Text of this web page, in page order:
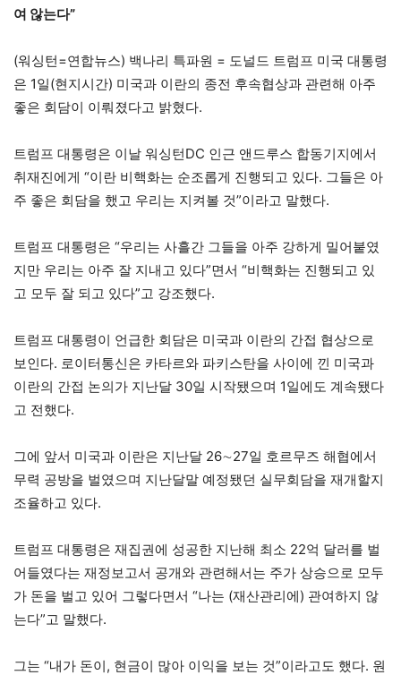
여 않는다”
(워싱턴=연합뉴스) 백나리 특파원 = 도널드 트럼프 미국 대통령
은 1일(현지시간) 미국과 이란의 종전 후속협상과 관련해 아주
좋은 회담이 이뤄졌다고 밝혔다.
트럼프 대통령은 이날 워싱턴DC 인근 앤드루스 합동기지에서
취재진에게 “이란 비핵화는 순조롭게 진행되고 있다. 그들은 아
주 좋은 회담을 했고 우리는 지켜볼 것”이라고 말했다.
트럼프 대통령은 “우리는 사흘간 그들을 아주 강하게 밀어붙였
지만 우리는 아주 잘 지내고 있다”면서 “비핵화는 진행되고 있
고 모두 잘 되고 있다”고 강조했다.
트럼프 대통령이 언급한 회담은 미국과 이란의 간접 협상으로
보인다. 로이터통신은 카타르와 파키스탄을 사이에 낀 미국과
이란의 간접 논의가 지난달 30일 시작됐으며 1일에도 계속됐다
고 전했다.
그에 앞서 미국과 이란은 지난달 26∼27일 호르무즈 해협에서
무력 공방을 벌였으며 지난달말 예정됐던 실무회담을 재개할지
조율하고 있다.
트럼프 대통령은 재집권에 성공한 지난해 최소 22억 달러를 벌
어들였다는 재정보고서 공개와 관련해서는 주가 상승으로 모두
가 돈을 벌고 있어 그렇다면서 “나는 (재산관리에) 관여하지 않
는다”고 말했다.
그는 “내가 돈이, 현금이 많아 이익을 보는 것”이라고도 했다. 원